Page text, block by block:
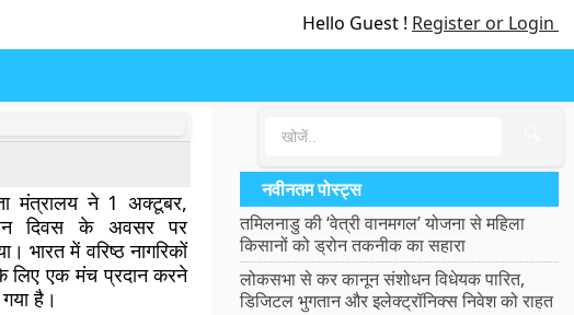
Hello Guest ! Register or Login
मंत्रालय ने 1 अक्टूबर,
दिवस के अवसर पर
भारत में वरिष्ठ नागरिकों
लिए एक मंच प्रदान करने
है।
नवीनतम पोस्ट्स
तमिलनाडु की ‘वेत्री वानमगल’ योजना से महिला
किसानों को ड्रोन तकनीक का सहारा
लोकसभा से कर कानून संशोधन विधेयक पारित,
डिजिटल भुगतान और इलेक्ट्रॉनिक्स निवेश को राहत